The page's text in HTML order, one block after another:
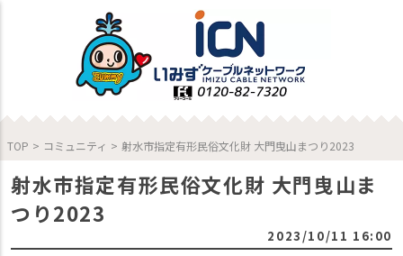
TOP > コミュニティ > 射水市指定有形民俗文化財 大門曳山まつり2023
射水市指定有形民俗文化財 大門曳山ま
つり2023
2023/10/11 16:00